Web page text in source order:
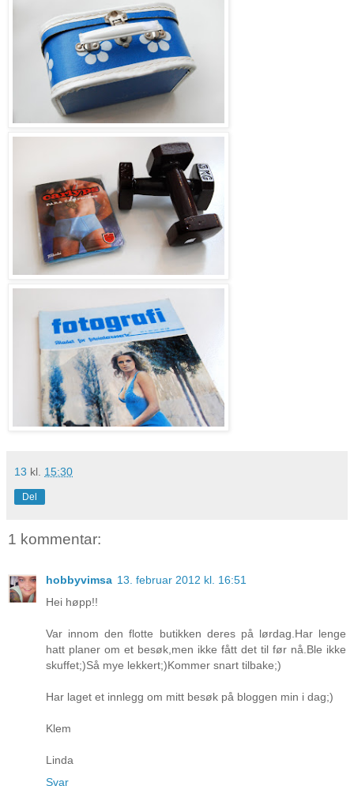
13 kl. 15:30
Del
1 kommentar:
hobbyvimsa 13. februar 2012 kl. 16:51
Hei høpp!!
Var innom den flotte butikken deres på lørdag.Har lenge
hatt planer om et besøk,men ikke fått det til før nå.Ble ikke
skuffet;)Så mye lekkert;)Kommer snart tilbake;)
Har laget et innlegg om mitt besøk på bloggen min i dag;)
Klem
Linda
Svar